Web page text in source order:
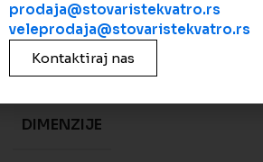
DIMENZIJE
prodaja@stovaristekvatro.rs
veleprodaja@stovaristekvatro.rs
Kontaktiraj nas